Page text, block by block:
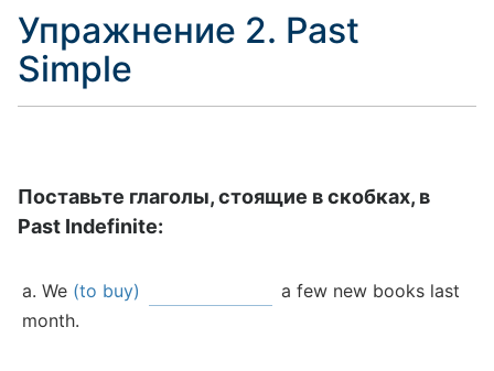
Упражнение 2. Past
Simple
Поставьте глаголы, стоящие в скобках, в
Past Indefinite:
We (to buy)
a few new books last
month.